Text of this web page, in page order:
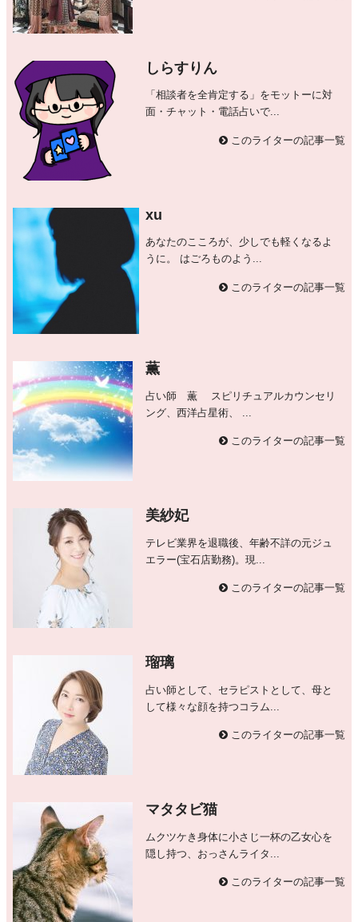
しらすりん
「相談者を全肯定する」をモットーに対
面・チャット・電話占いで...
このライターの記事一覧
xu
あなたのこころが、少しでも軽くなるよ
うに。 はごろものよう...
このライターの記事一覧
薫
占い師 薫 スピリチュアルカウンセリ
ング、西洋占星術、 ...
このライターの記事一覧
美紗妃
テレビ業界を退職後、年齢不詳の元ジュ
エラー(宝石店勤務)。現...
このライターの記事一覧
瑠璃
占い師として、セラピストとして、母と
して様々な顔を持つコラム...
このライターの記事一覧
マタタビ猫
ムクツケき身体に小さじ一杯の乙女心を
隠し持つ、おっさんライタ...
このライターの記事一覧